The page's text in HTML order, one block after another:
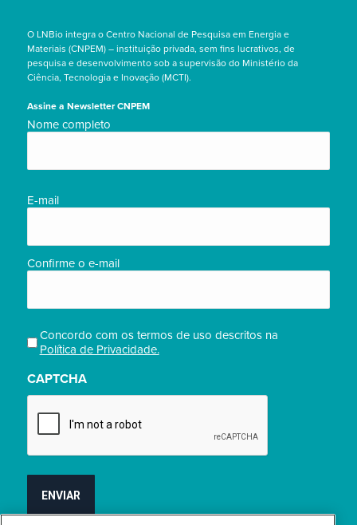
O LNBio integra o Centro Nacional de Pesquisa em Energia e
Materiais (CNPEM) – instituição privada, sem fins lucrativos, de
pesquisa e desenvolvimento sob a supervisão do Ministério da
Ciência, Tecnologia e Inovação (MCTI).
Assine a Newsletter CNPEM
Nome
Nome completo
E-
E-mail
Confirme o e-mail
Privacidade
(obrigatório)
Concordo com os termos de uso descritos na
Política de Privacidade.
CAPTCHA